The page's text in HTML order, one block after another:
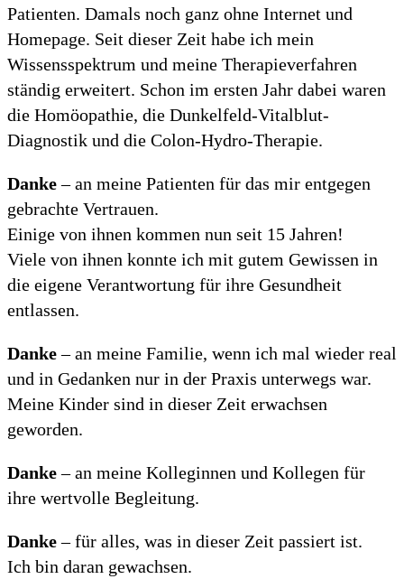
Patienten. Damals noch ganz ohne Internet und
Homepage. Seit dieser Zeit habe ich mein
Wissensspektrum und meine Therapieverfahren
ständig erweitert. Schon im ersten Jahr dabei waren
die Homöopathie, die Dunkelfeld-Vitalblut-
Diagnostik und die Colon-Hydro-Therapie.
Danke– an meine Patienten für das mir entgegen
gebrachte Vertrauen.
Einige von ihnen kommen nun seit 15 Jahren!
Viele von ihnen konnte ich mit gutem Gewissen in
die eigene Verantwortung für ihre Gesundheit
entlassen.
Danke– an meine Familie, wenn ich mal wieder real
und in Gedanken nur in der Praxis unterwegs war.
Meine Kinder sind in dieser Zeit erwachsen
geworden.
Danke– an meine Kolleginnen und Kollegen für
ihre wertvolle Begleitung.
Danke– für alles, was in dieser Zeit passiert ist.
Ich bin daran gewachsen.